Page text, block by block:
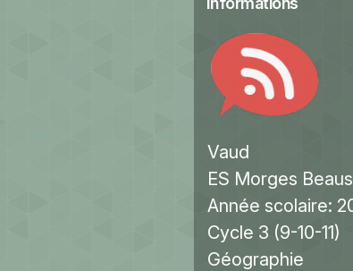
Vaud
ES Morges
Année scolaire:
Cycle 3 (9-10-11)
Géographie